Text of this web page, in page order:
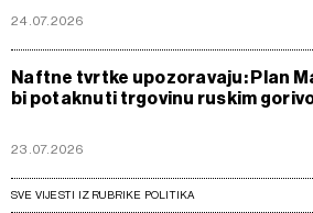
24.07.2026
Naftne tvrtke upozoravaju: Plan
bi potaknuti trgovinu ruskim
23.07.2026
SVE VIJESTI IZ RUBRIKE POLITIKA